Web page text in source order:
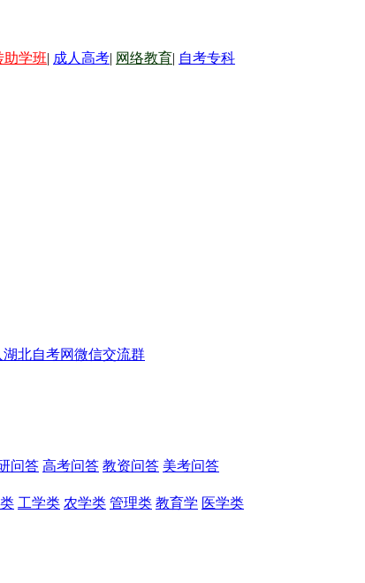
助学班| 成人高考| 网络教育| 自考专科
湖北自考网微信交流群
问答 高考问答 教资问答 美考问答
工学类 农学类 管理类 教育学 医学类